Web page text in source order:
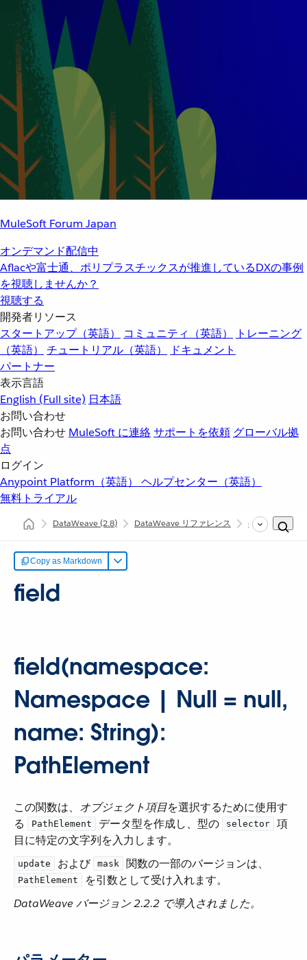
MuleSoft Forum Japan
オンデマンド配信中
Aflacや富士通、ポリプラスチックスが推進しているDXの事例
を視聴しませんか？
視聴する
開発者リソース
スタートアップ（英語）
コミュニティ（英語）
トレーニング
（英語）
チュートリアル（英語）
ドキュメント
パートナー
表示言語
English (Full site) 日本語
お問い合わせ
お問い合わせ MuleSoft に連絡サポートを依頼 グローバル拠
点
ログイン
Anypoint Platform（英語） ヘルプセンター（英語）
無料トライアル
DataWeave(2.8) DataWeave リファレンス dw::util::Values
Copy as Markdown
field
field(namespace:
Namespace | Null = null,
name: String):
PathElement
この関数は、​ オブジェクト項目​を選択するために使用す
る ​
PathElement ​ データ型を作成し、型の ​ selector
​ 項
目に特定の文字列を入力します。
update ​ および ​ mask ​ 関数の一部のバージョンは、​
PathElement
​ を引数として受け入れます。
DataWeave バージョン 2.2.2 で導入されました。